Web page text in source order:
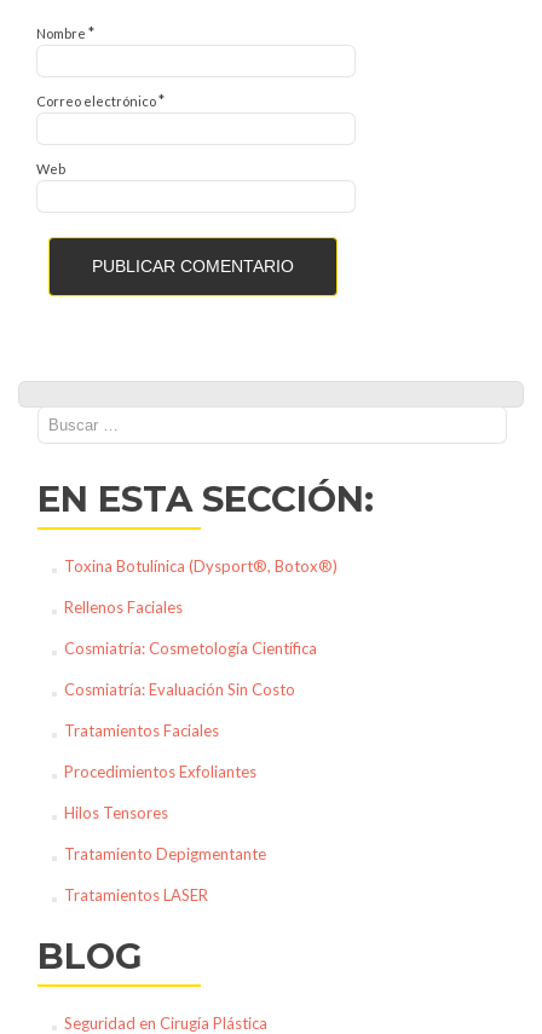
Nombre *
Correo electrónico*
Web
Buscar:
EN ESTA SECCIÓN:
Toxina Botulínica (Dysport®, Botox®)
Rellenos Faciales
Cosmiatría: Cosmetología Científica
Cosmiatría: Evaluación Sin Costo
Tratamientos Faciales
Procedimientos Exfoliantes
Hilos Tensores
Tratamiento Depigmentante
Tratamientos LASER
BLOG
Seguridad en Cirugía Plástica